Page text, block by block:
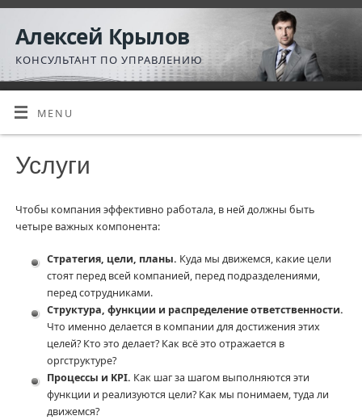
Алексей Крылов
КОНСУЛЬТАНТ ПО УПРАВЛЕНИЮ
MENU
Услуги
Чтобы компания эффективно работала, в ней должны быть
четыре важных компонента:
Стратегия, цели, планы. Куда мы движемся, какие цели
стоят перед всей компанией, перед подразделениями,
перед сотрудниками.
Структура, функции и распределение ответственности.
Что именно делается в компании для достижения этих
целей? Кто это делает? Как всё это отражается в
оргструктуре?
Процессы и KPI. Как шаг за шагом выполняются эти
функции и реализуются цели? Как мы понимаем, туда ли
движемся?